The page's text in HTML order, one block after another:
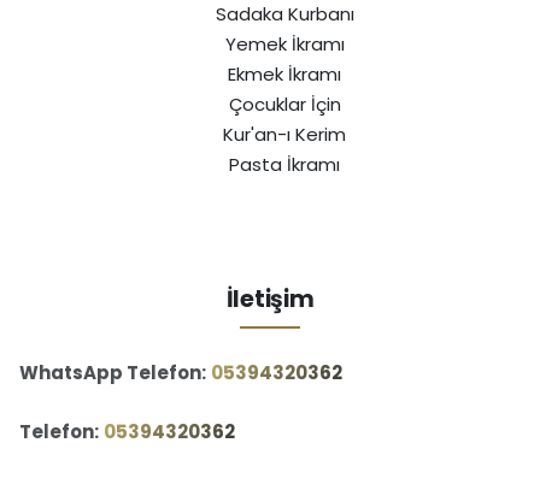
Sadaka Kurbanı
Yemek İkramı
Ekmek İkramı
Çocuklar İçin
Kur'an-ı Kerim
Pasta İkramı
İletişim
WhatsApp Telefon: ‪05394320362‬
Telefon: ‪05394320362‬